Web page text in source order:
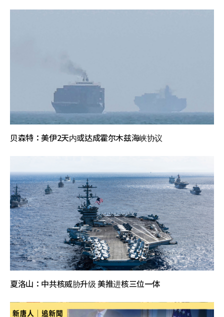
贝森特：美伊2天内或达成霍尔木兹海峡协议
夏洛山：中共核威胁升级 美推进核三位一体